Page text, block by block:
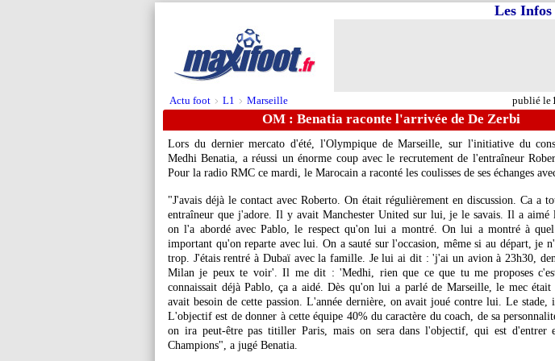
Actu foot > L1 > Marseille publié le
Les
OM : Benatia raconte l'arrivée de De Zerbi
Lors du dernier mercato d'été, l'Olympique de Marseille, sur l'initiative du
Medhi Benatia, a réussi un énorme coup avec le recrutement de l'entraîneur
Pour la radio RMC ce mardi, le Marocain a raconté les coulisses de ses échanges
"J'avais déjà le contact avec Roberto. On était régulièrement en discussion. Ca a
entraîneur que j'adore. Il y avait Manchester United sur lui, je le savais. Il a aimé
on l'a abordé avec Pablo, le respect qu'on lui a montré. On lui a montré à
important qu'on reparte avec lui. On a sauté sur l'occasion, même si au départ, je
trop. J'étais rentré à Dubaï avec la famille. Je lui ai dit : 'j'ai un avion à 23h30,
Milan je peux te voir'. Il me dit : 'Medhi, rien que ce que tu me proposes
connaissait déjà Pablo, ça a aidé. Dès qu'on lui a parlé de Marseille, le mec
avait besoin de cette passion. L'année dernière, on avait joué contre lui. Le stade,
L'objectif est de donner à cette équipe 40% du caractère du coach, de sa
on ira peut-être pas titiller Paris, mais on sera dans l'objectif, qui est d'entrer
Champions", a jugé Benatia.